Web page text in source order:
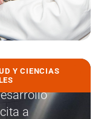
Y CIENCIAS
a